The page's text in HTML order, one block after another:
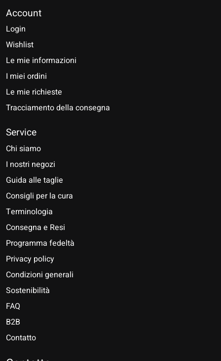
Account
Login
Wishlist
Le mie informazioni
I miei ordini
Le mie richieste
Tracciamento della consegna
Service
Chi siamo
I nostri negozi
Guida alle taglie
Consigli per la cura
Terminologia
Consegna e Resi
Programma fedeltà
Privacy policy
Condizioni generali
Sostenibilità
FAQ
B2B
Contatto